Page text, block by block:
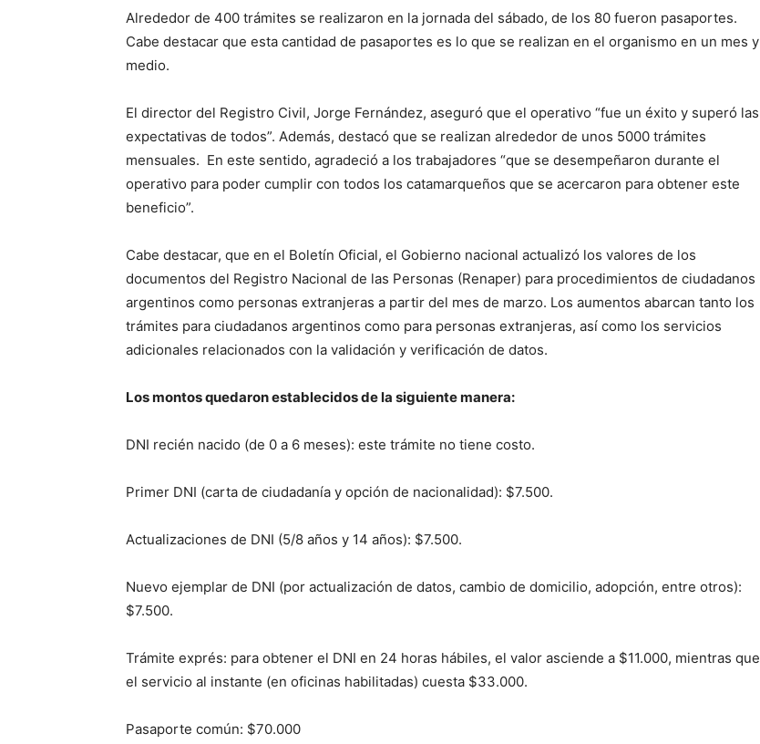
Alrededor de 400 trámites se realizaron en la jornada del sábado, de los 80 fueron pasaportes.
Cabe destacar que esta cantidad de pasaportes es lo que se realizan en el organismo en un mes y
medio.
El director del Registro Civil, Jorge Fernández, aseguró que el operativo “fue un éxito y superó las
expectativas de todos”. Además, destacó que se realizan alrededor de unos 5000 trámites
mensuales. En este sentido, agradeció a los trabajadores “que se desempeñaron durante el
operativo para poder cumplir con todos los catamarqueños que se acercaron para obtener este
beneficio”.
Cabe destacar, que en el Boletín Oficial, el Gobierno nacional actualizó los valores de los
documentos del Registro Nacional de las Personas (Renaper) para procedimientos de ciudadanos
argentinos como personas extranjeras a partir del mes de marzo. Los aumentos abarcan tanto los
trámites para ciudadanos argentinos como para personas extranjeras, así como los servicios
adicionales relacionados con la validación y verificación de datos.
Los montos quedaron establecidos de la siguiente manera:
DNI recién nacido (de 0 a 6 meses): este trámite no tiene costo.
Primer DNI (carta de ciudadanía y opción de nacionalidad): $7.500.
Actualizaciones de DNI (5/8 años y 14 años): $7.500.
Nuevo ejemplar de DNI (por actualización de datos, cambio de domicilio, adopción, entre otros):
$7.500.
Trámite exprés: para obtener el DNI en 24 horas hábiles, el valor asciende a $11.000, mientras que
el servicio al instante (en oficinas habilitadas) cuesta $33.000.
Pasaporte común: $70.000